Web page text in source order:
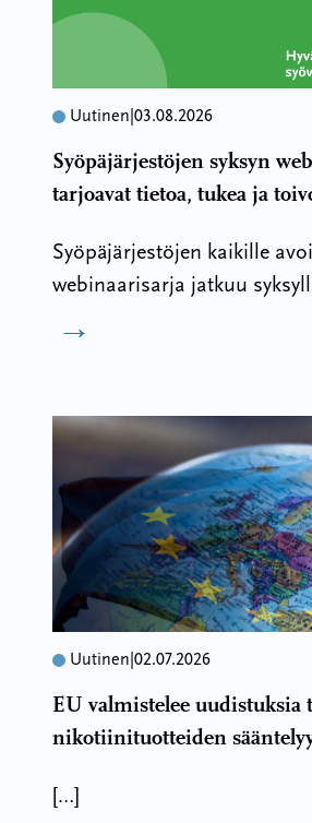
Uutinen 03.08.2026
Syöpäjärjestöjen syksyn
tarjoavat tietoa, tukea ja
Syöpäjärjestöjen kaikille
webinaarisarja jatkuu
→
Uutinen 02.07.2026
EU valmistelee uudistuksia
nikotiinituotteiden
[…]